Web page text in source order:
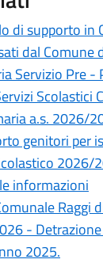
di supporto in
dal Comune
Servizio Pre -
Scolastici
a.s. 2026/
genitori per
2026/
informazioni
Raggi
-
2025.